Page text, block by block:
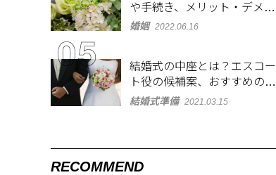
や手続き、メリット・デメリ
ットを紹介
婚姻 2022.06.16
結婚式の中座とは？エスコー
ト役の候補案、おすすめの演
出やBGMも紹介
結婚式準備 2021.03.15
RECOMMEND